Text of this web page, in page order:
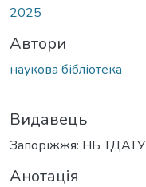
2025
Автори
наукова бібліотека
Видавець
Запоріжжя: НБ ТДАТУ
Анотація